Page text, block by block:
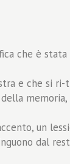
che è
e che si
un
dal